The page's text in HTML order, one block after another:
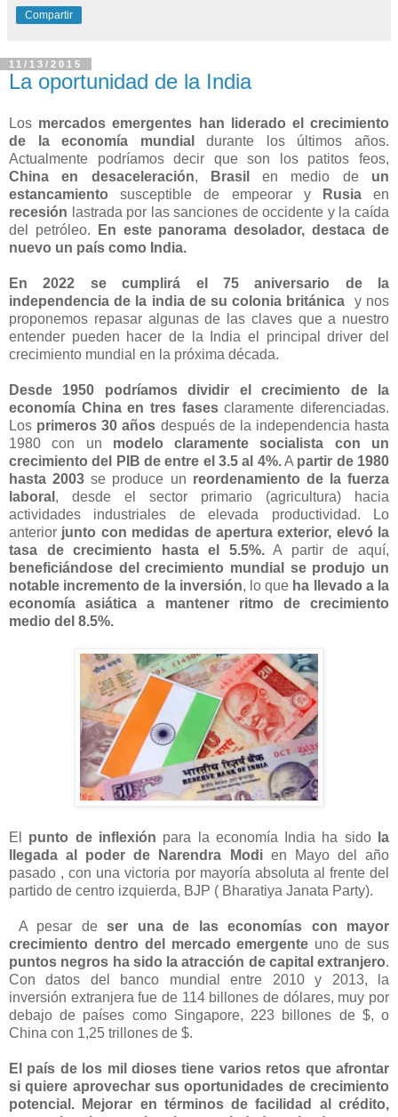
Compartir
11/13/2015
La oportunidad de la India
Los mercados emergentes han liderado el crecimiento
de la economía mundial
durante los últimos años.
Actualmente podríamos decir que son los patitos feos,
China en desaceleración, Brasil en medio de un
estancamiento susceptible de empeorar y Rusiaen
recesión lastrada por las sanciones de occidente y la caída
del petróleo.
En este panorama desolador, destaca de
nuevo un país como India.
En 2022 se cumplirá el 75 aniversario de la
independencia de la india de su colonia británica y nos
proponemos repasar algunas de las claves que a nuestro
entender pueden hacer de la India el principal driver del
crecimiento mundial en la próxima década.
Desde 1950 podríamos dividir el crecimiento de la
economía China en tres fasesclaramente diferenciadas.
Los primeros 30 años después de la independencia hasta
1980 con un modelo claramente socialista con un
crecimiento del PIB de entre el 3.5 al 4%.A partir de 1980
hasta 2003se produce un reordenamiento de la fuerza
laboral , desde el sector primario (agricultura) hacia
actividades industriales de elevada productividad. Lo
anterior junto con medidas de apertura exterior, elevó la
tasa de crecimiento hasta el 5.5%.A partir de aquí,
beneficiándose del crecimiento mundial se produjo un
notable incremento de la inversión, lo que ha llevado a la
economía asiática a mantener ritmo de crecimiento
medio del 8.5%.
El punto de inflexión para la economía India ha sido
la
llegada al poder de Narendra Modien Mayo del año
pasado , con una victoria por mayoría absoluta al frente del
partido de centro izquierda, BJP ( Bharatiya Janata Party).
A pesar de ser una de las economías con mayor
crecimiento dentro del mercado emergente uno de sus
puntos negros ha sido la atracción de capital extranjero.
Con datos del banco mundial entre 2010 y 2013, la
inversión extranjera fue de 114 billones de dólares, muy por
debajo de países como Singapore, 223 billones de $, o
China con 1,25 trillones de $.
El país de los mil dioses tiene varios retos que afrontar
si quiere aprovechar sus oportunidades de crecimiento
potencial. Mejorar en términos de facilidad al crédito,